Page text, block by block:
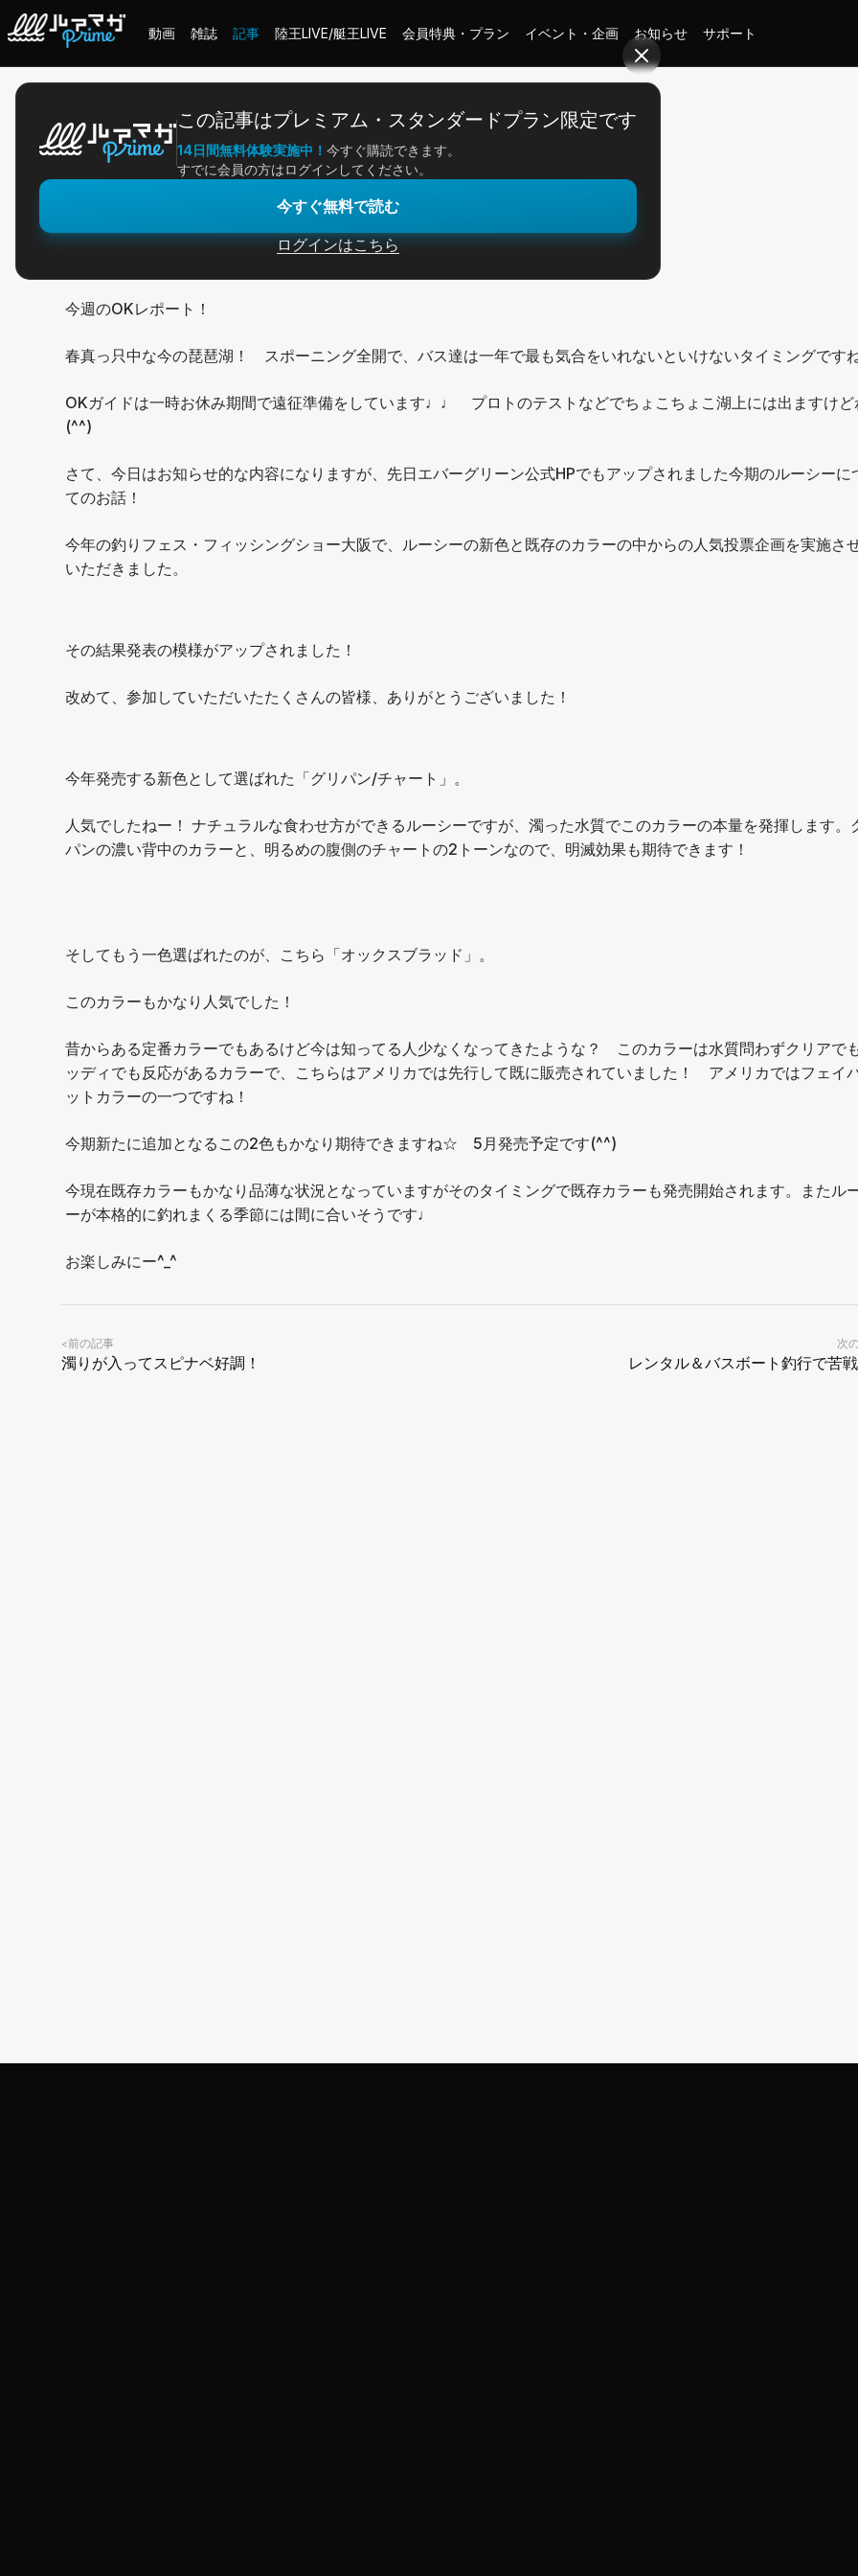
動画 雑誌 記事 陸王LIVE/艇王LIVE 会員特典・プラン イベント・企画 お知らせ サポート
この記事はプレミアム・スタンダードプラン限定です
14日間無料体験実施中！ 今すぐ購読できます。
すでに会員の方はログインしてください。
今すぐ無料で読む
ログインはこちら
2026/04/13
ルーシー新色登場NEWS！
今週のOKレポート！
春真っ只中な今の琵琶湖！ スポーニング全開で、バス達は一年で最も気合をいれないといけないタイミングですね
OKガイドは一時お休み期間で遠征準備をしています♩♩ プロトのテストなどでちょこちょこ湖上には出ますけど
(^^)
さて、今日はお知らせ的な内容になりますが、先日エバーグリーン公式HPでもアップされました今期のルーシーに
てのお話！
今年の釣りフェス・フィッシングショー大阪で、ルーシーの新色と既存のカラーの中からの人気投票企画を実施さ
いただきました。
その結果発表の模様がアップされました！
改めて、参加していただいたたくさんの皆様、ありがとうございました！
今年発売する新色として選ばれた「グリパン/チャート」。
人気でしたねー！ ナチュラルな食わせ方ができるルーシーですが、濁った水質でこのカラーの本量を発揮します。
パンの濃い背中のカラーと、明るめの腹側のチャートの2トーンなので、明滅効果も期待できます！
そしてもう一色選ばれたのが、こちら「オックスブラッド」。
このカラーもかなり人気でした！
昔からある定番カラーでもあるけど今は知ってる人少なくなってきたような？ このカラーは水質問わずクリアで
ッディでも反応があるカラーで、こちらはアメリカでは先行して既に販売されていました！ アメリカではフェイ
ットカラーの一つですね！
今期新たに追加となるこの2色もかなり期待できますね☆ 5月発売予定です(^^)
今現在既存カラーもかなり品薄な状況となっていますがそのタイミングで既存カラーも発売開始されます。またル
ーが本格的に釣れまくる季節には間に合いそうです♩
お楽しみにー^_^
<前の記事
濁りが入ってスピナベ好調！
次
レンタル＆バスボート釣行で苦